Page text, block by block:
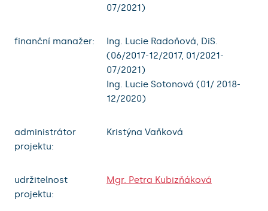
07/2021)
finanční manažer:
Ing. Lucie Radoňová, DiS.
(06/2017-12/2017, 01/2021-
07/2021)
Ing. Lucie Sotonová (01/ 2018-
12/2020)
administrátor
projektu:
Kristýna Vaňková
udržitelnost
projektu:
Mgr. Petra Kubizňáková